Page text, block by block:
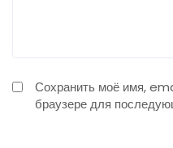
Сохранить моё имя,
браузере для